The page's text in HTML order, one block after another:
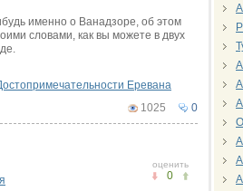
именно о Ванадзоре, об этом
словами, как вы можете в двух
Еревана
0
1025
оценить
0